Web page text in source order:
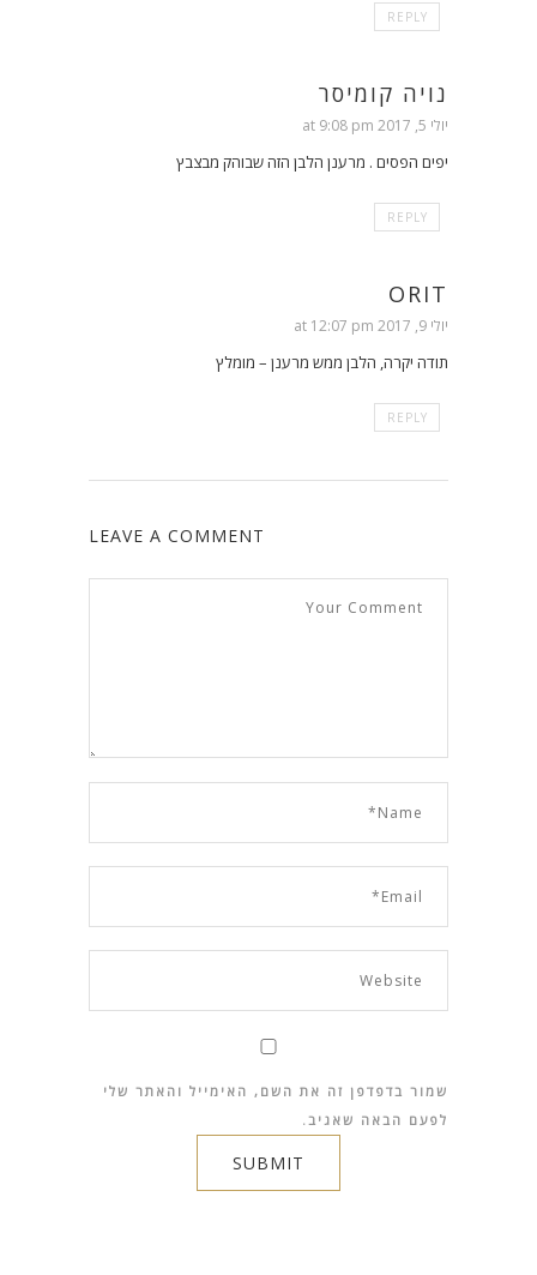
REPLY
נויה קומיסר
יולי 5, 2017 at 9:08 pm
יפים הפסים . מרענן הלבן הזה שבוהק מבצבץ
REPLY
ORIT
יולי 9, 2017 at 12:07 pm
תודה יקרה, הלבן ממש מרענן – מומלץ
REPLY
LEAVE A COMMENT
שמור בדפדפן זה את השם, האימייל והאתר שלי
לפעם הבאה שאגיב.